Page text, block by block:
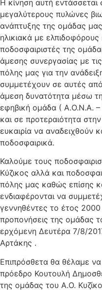
Η κίνηση αυτή
μεγαλύτερους πυλώνες
ανάπτυξης της ομάδας
ηλικιακά με
ποδοσφαιριστές της
άμεσης συνεργασίας με
πόλης μας για την
συμμετέχουν σε αυτές από
άμεση δυνατότητα μέσω
εφηβική ομάδα ( Α.Ο.Ν.Α.
και σε προτεραιότητα
ευκαιρία να αναδειχθούν
ποδοσφαιρικά.
Καλούμε τους
Κύζικος αλλά και
πόλης μας καθώς επίσης
ενδιαφέρονται να
γεννηθέντες το έτος
προπονήσεις της ομάδας
ερχόμενη Δευτέρα 7/8/
Αρτάκης .
Επιπρόσθετα θα θέλαμε
πρόεδρο Κουτουλή
της ομάδας του Α.Ο.